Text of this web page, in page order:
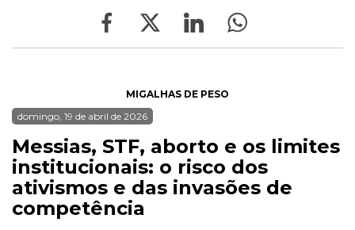
MIGALHAS DE PESO
domingo, 19 de abril de 2026
Messias, STF, aborto e os limites
institucionais: o risco dos
ativismos e das invasões de
competência